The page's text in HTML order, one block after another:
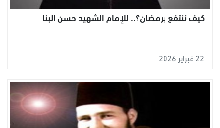
كيف ننتفع برمضان؟.. للإمام الشهيد حسن البنا
22 فبراير 2026